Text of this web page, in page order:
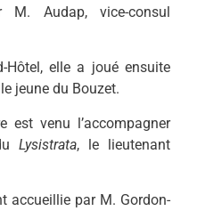
Audap, vice-consul
Hôtel, elle a joué ensuite
jeune du Bouzet.
est venu l’accompagner
Lysistrata, le lieutenant
accueillie par M. Gordon-